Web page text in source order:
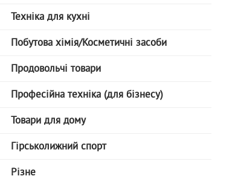
Техніка для кухні
Побутова хімія/Косметичні засоби
Продовольчі товари
Професійна техніка (для бізнесу)
Товари для дому
Гірськолижний спорт
Різне